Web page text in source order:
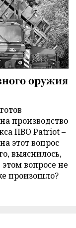
оружия
производство
ПВО Patriot –
этот вопрос
выяснилось,
вопросе не
произошло?